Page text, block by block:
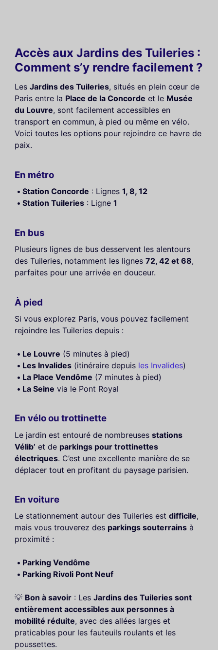
Accès aux Jardins des Tuileries :
Comment s’y rendre facilement ?
Les Jardins des Tuileries, situés en plein cœur de
Paris entre la Place de la Concorde et le Musée
du Louvre, sont facilement accessibles en
transport en commun, à pied ou même en vélo.
Voici toutes les options pour rejoindre ce havre de
paix.
En métro
Station Concorde : Lignes 1, 8, 12
Station Tuileries : Ligne 1
En bus
Plusieurs lignes de bus desservent les alentours
des Tuileries, notamment les lignes 72, 42 et 68,
parfaites pour une arrivée en douceur.
À pied
Si vous explorez Paris, vous pouvez facilement
rejoindre les Tuileries depuis :
Le Louvre (5 minutes à pied)
Les Invalides (itinéraire depuis les Invalides)
La Place Vendôme (7 minutes à pied)
La Seine via le Pont Royal
En vélo ou trottinette
Le jardin est entouré de nombreuses stations
Vélib’ et de parkings pour trottinettes
électriques. C’est une excellente manière de se
déplacer tout en profitant du paysage parisien.
En voiture
Le stationnement autour des Tuileries est difficile,
mais vous trouverez des parkings souterrains à
proximité :
Parking Vendôme
Parking Rivoli Pont Neuf
💡 Bon à savoir : Les Jardins des Tuileries sont
entièrement accessibles aux personnes à
mobilité réduite, avec des allées larges et
praticables pour les fauteuils roulants et les
poussettes.